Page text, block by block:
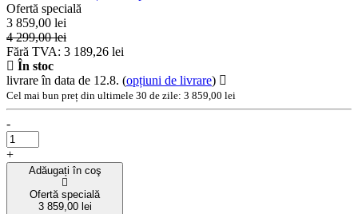
Ofertă specială
3 859,00 lei
4 299,00 lei
Fără TVA: 3 189,26 lei
În stoc
livrare în data de 12.8. (opțiuni de livrare)
Cel mai bun preț din ultimele 30 de zile: 3 859,00 lei
-
+
Adăugați în coş
Ofertă specială
3 859,00 lei